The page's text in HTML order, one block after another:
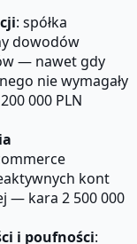
: spółka
dowodów
— nawet gdy
nie wymagały
000 PLN
kont
— kara 2 500 000
i poufności: